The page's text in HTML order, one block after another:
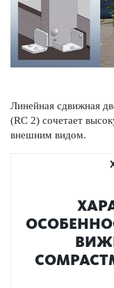
Линейная сдвижная
(RC 2) сочетает
внешним видом.